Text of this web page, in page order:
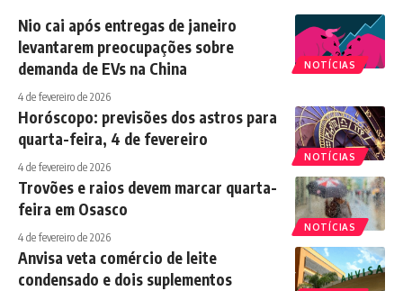
NOTÍCIAS
Nio cai após entregas de janeiro
levantarem preocupações sobre
demanda de EVs na China
4 de fevereiro de 2026
NOTÍCIAS
Horóscopo: previsões dos astros para
quarta-feira, 4 de fevereiro
4 de fevereiro de 2026
NOTÍCIAS
Trovões e raios devem marcar quarta-
feira em Osasco
4 de fevereiro de 2026
Anvisa veta comércio de leite
condensado e dois suplementos